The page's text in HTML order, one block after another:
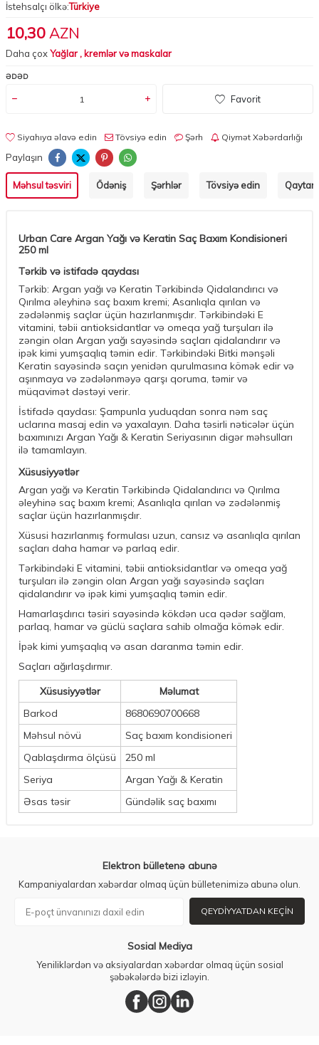
İstehsalçı ölkə:Türkiye
10,30 AZN
Daha çoxYağlar , kremlər və maskalar
ƏDƏD
Favorit
Siyahıya əlavə edin Tövsiyə edin Şərh Qiymət Xəbərdarlığı
Paylaşın
Məhsul təsviri Ödəniş Şərhlər Tövsiyə edin
Urban Care Argan Yağı və Keratin Saç Baxım Kondisioneri
250 ml
Tərkib və istifadə qaydası
Tərkib: Argan yağı və Keratin Tərkibində Qidalandırıcı və
Qırılma əleyhinə saç baxım kremi; Asanlıqla qırılan və
zədələnmiş saçlar üçün hazırlanmışdır. Tərkibindəki E
vitamini, təbii antioksidantlar və omeqa yağ turşuları ilə
zəngin olan Argan yağı sayəsində saçları qidalandırır və
ipək kimi yumşaqlıq təmin edir. Tərkibindəki Bitki mənşəli
Keratin sayəsində saçın yenidən qurulmasına kömək edir və
aşınmaya və zədələnməyə qarşı qoruma, təmir və
müqavimət dəstəyi verir.
İstifadə qaydası: Şampunla yuduqdan sonra nəm saç
uclarına masaj edin və yaxalayın. Daha təsirli nəticələr üçün
baxımınızı Argan Yağı & Keratin Seriyasının digər məhsulları
ilə tamamlayın.
Xüsusiyyətlər
Argan yağı və Keratin Tərkibində Qidalandırıcı və Qırılma
əleyhinə saç baxım kremi; Asanlıqla qırılan və zədələnmiş
saçlar üçün hazırlanmışdır.
Xüsusi hazırlanmış formulası uzun, cansız və asanlıqla qırılan
saçları daha hamar və parlaq edir.
Tərkibindəki E vitamini, təbii antioksidantlar və omeqa yağ
turşuları ilə zəngin olan Argan yağı sayəsində saçları
qidalandırır və ipək kimi yumşaqlıq təmin edir.
Hamarlaşdırıcı təsiri sayəsində kökdən uca qədər sağlam,
parlaq, hamar və güclü saçlara sahib olmağa kömək edir.
İpək kimi yumşaqlıq və asan daranma təmin edir.
Saçları ağırlaşdırmır.
Xüsusiyyətlər
Məlumat
Barkod
8680690700668
Məhsul növü
Saç baxım kondisioneri
Qablaşdırma ölçüsü
250 ml
Seriya
Argan Yağı & Keratin
Əsas təsir
Gündəlik saç baxımı
Elektron bülletenə abunə
Kampaniyalardan xəbərdar olmaq üçün bülletenimizə abunə olun.
QEYDIYYATDAN KEÇIN
Sosial Mediya
Yeniliklərdən və aksiyalardan xəbərdar olmaq üçün sosial
şəbəkələrdə bizi izləyin.